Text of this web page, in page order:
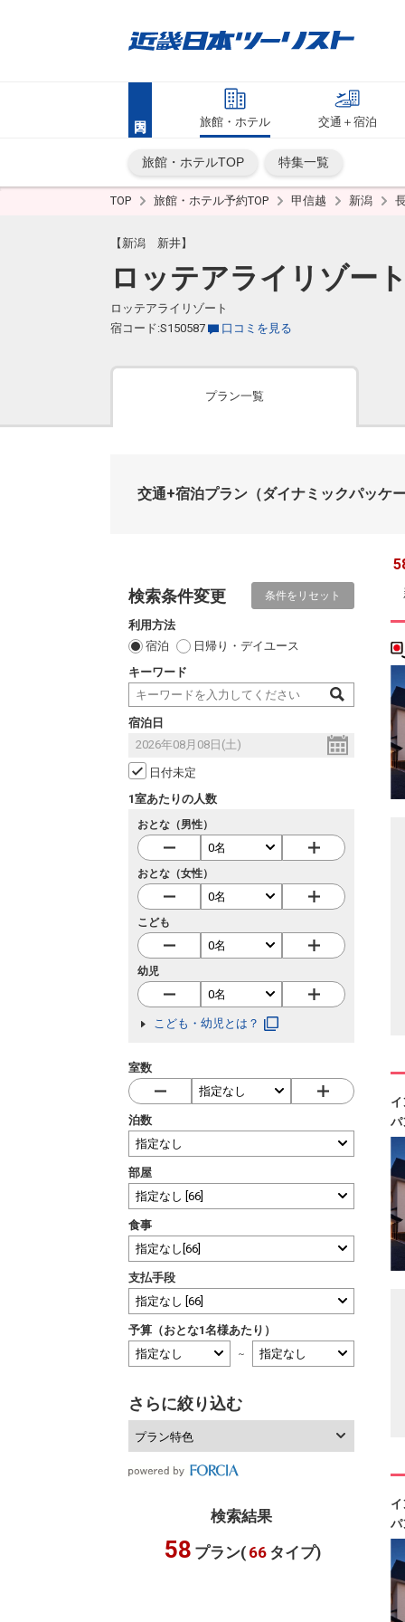
旅館・ホテル 交通＋宿泊
旅館・ホテルTOP 特集一覧
TOP 旅館・ホテル予約TOP 甲信越 新潟
【新潟 新井】
ロッテアライリゾー
ロッテアライリゾート
宿コード:S150587
口コミを見る
プラン一覧
交通+宿泊プラン （ダイナミックパッケ
検索条件変更 条件をリセット
利用方法
宿泊
日帰り・デイユース
キーワード
宿泊日
日付未定
1室あたりの人数
おとな（男性）
おとな（女性）
こども
幼児
こども・幼児とは？
室数
泊数
部屋
食事
支払手段
予算（おとな1名様あたり）
～
さらに絞り込む
プラン特色
検索結果
58 プラン( 66 タイプ)
パ
パ